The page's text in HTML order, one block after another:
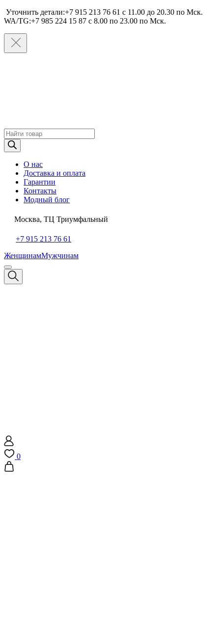
Уточнить детали:+7 915 213 76 61 c 11.00 до 20.30 по Мcк.
WA/TG:+7 985 224 15 87 c 8.00 по 23.00 по Мcк.
Поиск
товаров
О нас
Доставка и оплата
Гарантии
Контакты
Модный блог
Москва, ТЦ Триумфальный
+7 915 213 76 61
ЖенщинамМужчинам
0